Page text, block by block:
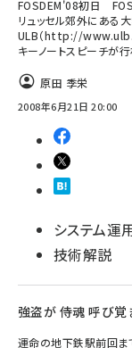
FOSDEM'08初日
リュッセル郊外にある大
ULB（http://
キーノートスピーチが
原田 季栄
2008年6月21日 20:00
システム運
技術解説
強盗が 侍魂 呼び覚
運命の地下鉄駅前回ま